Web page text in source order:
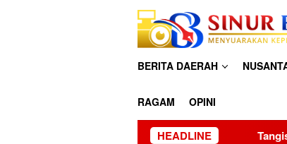
BERITA DAERAH
RAGAM OPINI
HEADLINE
Tangis Korban Banjir